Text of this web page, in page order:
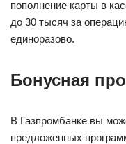
пополнение карты в
до 30 тысяч за
единоразово.
Бонусная
В Газпромбанке вы
предложенных